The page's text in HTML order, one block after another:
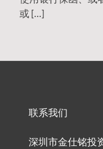
或 […]
联系我们
深圳市金仕铭投